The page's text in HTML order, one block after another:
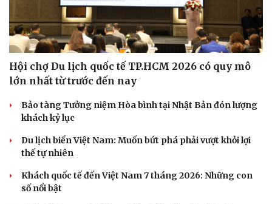
Doanh nghiệp
Thông tin doanh nghiệp
Doanh nghiệp 24h
Vì cộng đồng
Công nghệ
Sành điệu
Tin Công nghệ
Chuyển đổi số
Hội chợ Du lịch quốc tế TP.HCM 2026 có quy mô
lớn nhất từ trước đến nay
Bảo tàng Tưởng niệm Hòa bình tại Nhật Bản đón lượng
khách kỷ lục
Du lịch biển Việt Nam: Muốn bứt phá phải vượt khỏi lợi
thế tự nhiên
Khách quốc tế đến Việt Nam 7 tháng 2026: Những con
số nổi bật